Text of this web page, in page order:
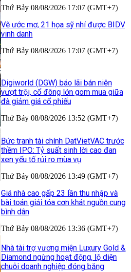
Thứ Bảy 08/08/2026 17:07 (GMT+7)
Vẽ ước mơ, 21 họa sỹ nhí được BIDV
vinh danh
Thứ Bảy 08/08/2026 17:07 (GMT+7)
Digiworld (DGW) báo lãi bán niên
vượt trội, cổ đông lớn gom mua giữa
đà giảm giá cổ phiếu
Thứ Bảy 08/08/2026 13:52 (GMT+7)
Bức tranh tài chính DatVietVAC trước
thềm IPO: Tỷ suất sinh lời cao đan
xen yếu tố rủi ro mùa vụ
Thứ Bảy 08/08/2026 13:49 (GMT+7)
Giá nhà cao gấp 23 lần thu nhập và
bài toán giải tỏa cơn khát nguồn cung
bình dân
Thứ Bảy 08/08/2026 13:36 (GMT+7)
Nhà tài trợ vương miện Luxury Gold &
Diamond ngừng hoạt động, lộ diện
chuỗi doanh nghiệp đóng băng